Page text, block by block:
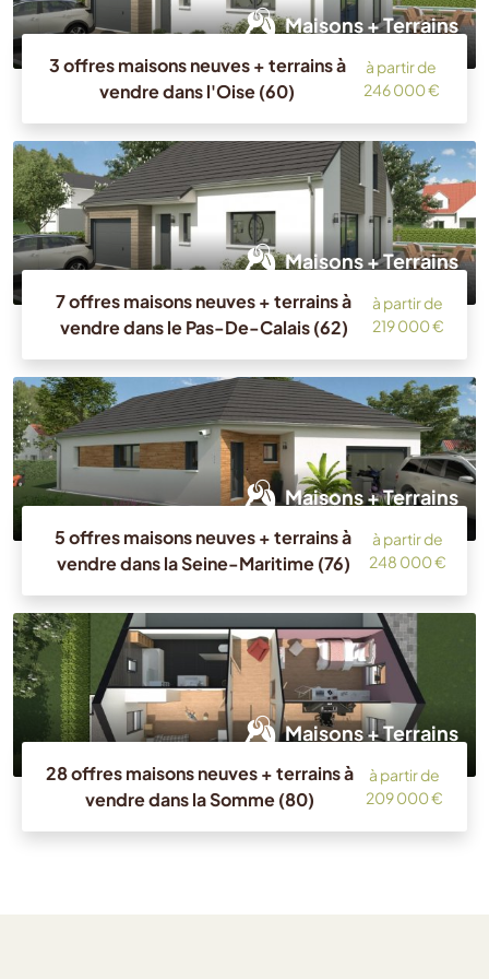
Maisons + Terrains
3 offres maisons neuves + terrains à
vendre dans l'Oise (60)
à partir de
246 000 €
Maisons + Terrains
7 offres maisons neuves + terrains à
vendre dans le Pas-De-Calais (62)
à partir de
219 000 €
Maisons + Terrains
5 offres maisons neuves + terrains à
vendre dans la Seine-Maritime (76)
à partir de
248 000 €
Maisons + Terrains
28 offres maisons neuves + terrains à
vendre dans la Somme (80)
à partir de
209 000 €